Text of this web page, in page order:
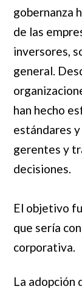
gobernanza
de las
inversores,
general.
han hecho
estándares
gerentes y
decisiones.
El objetivo
que sería
corporativa.
La adopción